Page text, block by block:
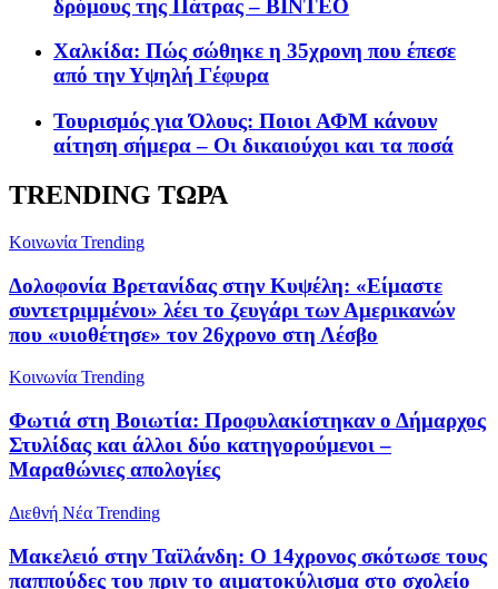
δρόμους της Πάτρας – ΒΙΝΤΕΟ
Χαλκίδα: Πώς σώθηκε η 35χρονη που έπεσε
από την Υψηλή Γέφυρα
Τουρισμός για Όλους: Ποιοι ΑΦΜ κάνουν
αίτηση σήμερα – Οι δικαιούχοι και τα ποσά
TRENDING ΤΩΡΑ
Κοινωνία Trending
Δολοφονία Βρετανίδας στην Κυψέλη: «Είμαστε
συντετριμμένοι» λέει το ζευγάρι των Αμερικανών
που «υιοθέτησε» τον 26χρονο στη Λέσβο
Κοινωνία Trending
Φωτιά στη Βοιωτία: Προφυλακίστηκαν ο Δήμαρχος
Στυλίδας και άλλοι δύο κατηγορούμενοι –
Μαραθώνιες απολογίες
Διεθνή Νέα Trending
Μακελειό στην Ταϊλάνδη: Ο 14χρονος σκότωσε τους
παππούδες του πριν το αιματοκύλισμα στο σχολείο